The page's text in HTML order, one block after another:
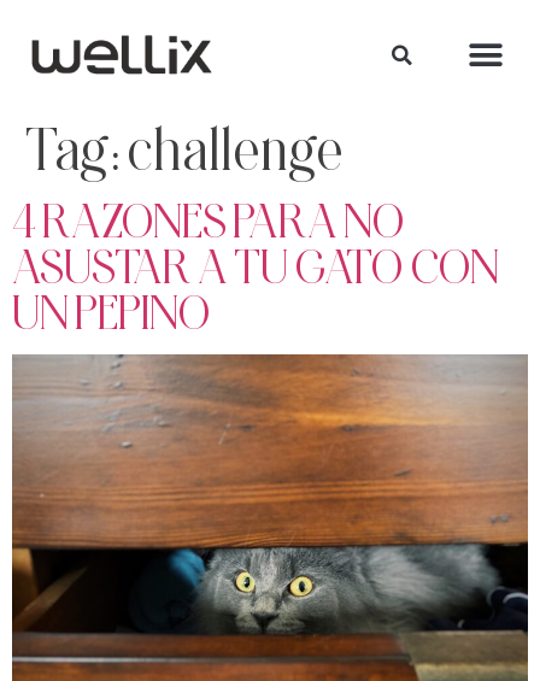
Tag:challenge
4 RAZONES PARA NO
ASUSTAR A TU GATO CON
UN PEPINO